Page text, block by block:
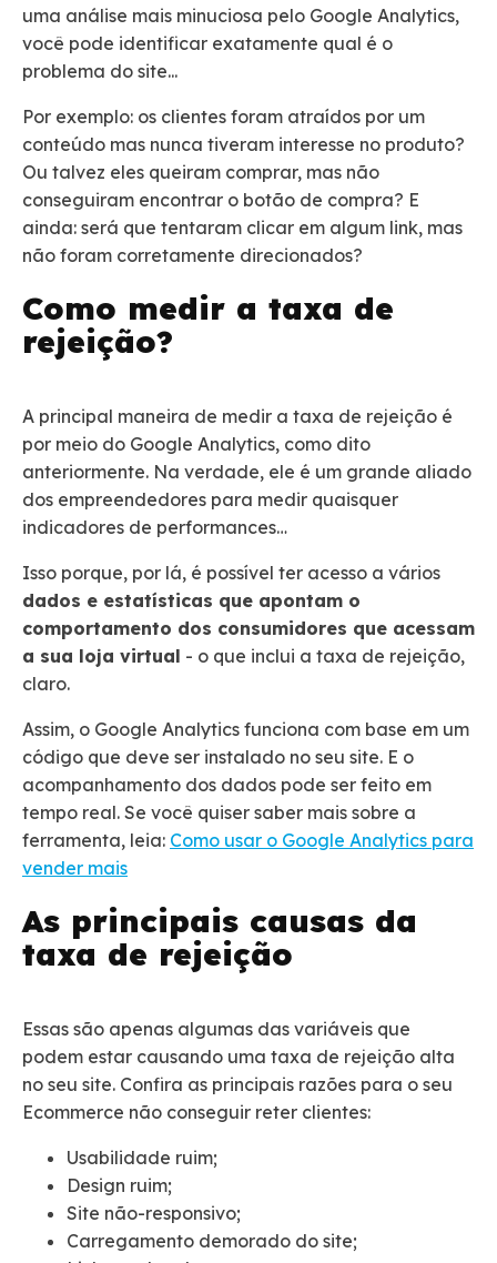
uma análise mais minuciosa pelo Google Analytics,
você pode identificar exatamente qual é o
problema do site...
Por exemplo: os clientes foram atraídos por um
conteúdo mas nunca tiveram interesse no produto?
Ou talvez eles queiram comprar, mas não
conseguiram encontrar o botão de compra? E
ainda: será que tentaram clicar em algum link, mas
não foram corretamente direcionados?
Como medir a taxa de
rejeição?
A principal maneira de medir a taxa de rejeição é
por meio do Google Analytics, como dito
anteriormente. Na verdade, ele é um grande aliado
dos empreendedores para medir quaisquer
indicadores de performances…
Isso porque, por lá, é possível ter acesso a vários
dados e estatísticas que apontam o
comportamento dos consumidores que acessam
a sua loja virtual - o que inclui a taxa de rejeição,
claro.
Assim, o Google Analytics funciona com base em um
código que deve ser instalado no seu site. E o
acompanhamento dos dados pode ser feito em
tempo real. Se você quiser saber mais sobre a
ferramenta, leia: Como usar o Google Analytics para
vender mais
As principais causas da
taxa de rejeição
Essas são apenas algumas das variáveis que
podem estar causando uma taxa de rejeição alta
no seu site. Confira as principais razões para o seu
Ecommerce não conseguir reter clientes:
Usabilidade ruim;
Design ruim;
Site não-responsivo;
Carregamento demorado do site;